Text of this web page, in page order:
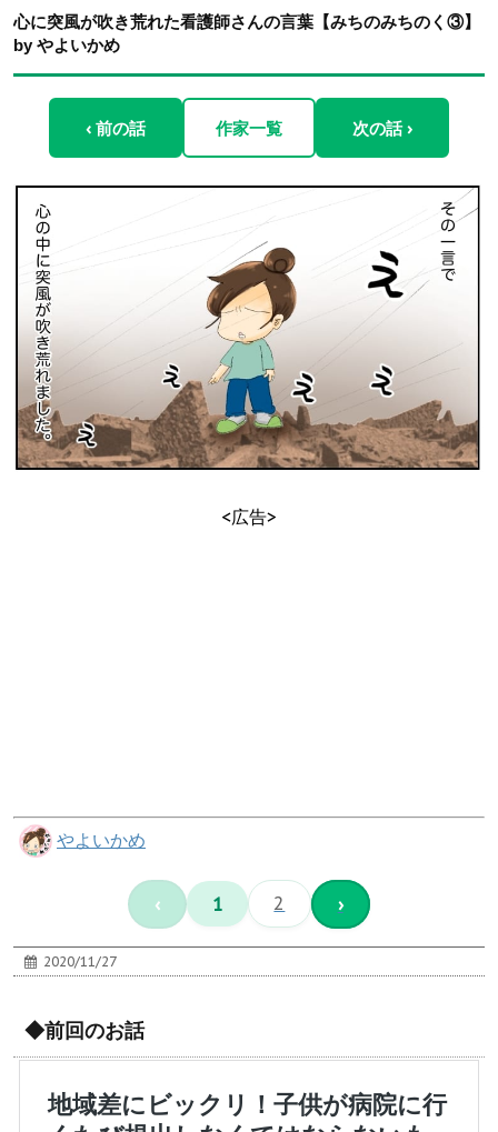
心に突風が吹き荒れた看護師さんの言葉【みちのみちのく③】
by やよいかめ
‹ 前の話 作家一覧 次の話 ›
<広告>
やよいかめ
‹ 1 2 ›
2020/11/27
◆前回のお話